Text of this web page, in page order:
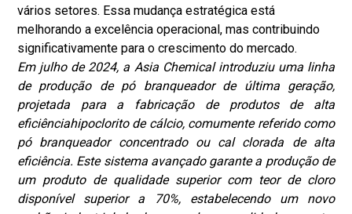
vários setores. Essa mudança estratégica está
melhorando a excelência operacional, mas contribuindo
significativamente para o crescimento do mercado.
Em julho de 2024, a Asia Chemical introduziu uma linha
de produção de pó branqueador de última geração,
projetada para a fabricação de produtos de alta
eficiênciahipoclorito de cálcio, comumente referido como
pó branqueador concentrado ou cal clorada de alta
eficiência. Este sistema avançado garante a produção de
um produto de qualidade superior com teor de cloro
disponível superior a 70%, estabelecendo um novo